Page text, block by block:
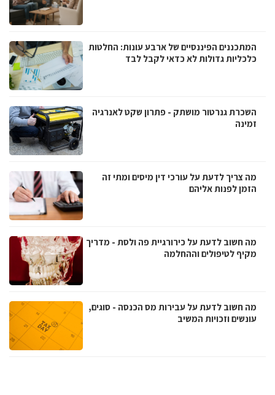
המתכננים הפיננסיים של ארבע עונות: החלטות
כלכליות גדולות לא כדאי לקבל לבד
השכרת גנרטור מושתק - פתרון שקט לאנרגיה
זמינה
מה צריך לדעת על עורכי דין מיסים ומתי זה
הזמן לפנות אליהם
מה חשוב לדעת על כירורגיית פה ולסת - מדריך
מקיף לטיפולים וההחלמה
מה חשוב לדעת על עבירות מס הכנסה - סוגים,
עונשים וזכויות המשיב